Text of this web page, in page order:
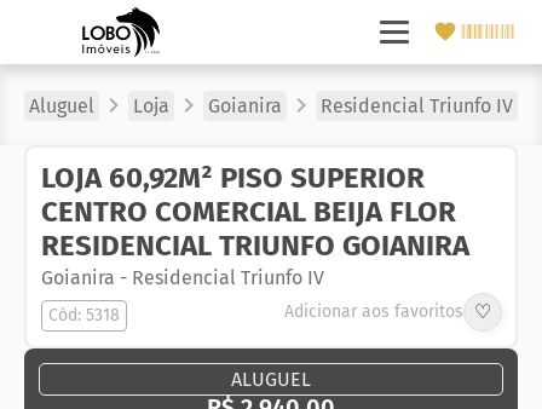
Aluguel Loja Goianira Residencial Triunfo IV
LOJA 60,92M² PISO SUPERIOR
CENTRO COMERCIAL BEIJA FLOR
RESIDENCIAL TRIUNFO GOIANIRA
Goianira - Residencial Triunfo IV
Adicionar aos favoritos ♡
Cód: 5318
ALUGUEL